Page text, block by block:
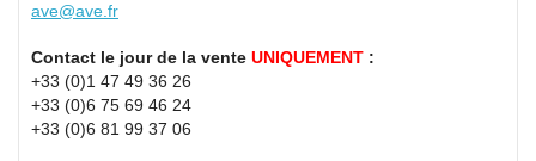
ave@ave.fr
Contact le jour de la vente UNIQUEMENT :
+33 (0)1 47 49 36 26
+33 (0)6 75 69 46 24
+33 (0)6 81 99 37 06